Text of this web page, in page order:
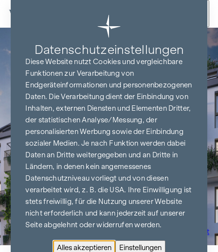
Zum Inhalt springen
Zur Projektübersicht
Datenschutz­einstellungen
Diese Website nutzt Cookies und vergleichbare
Funktionen zur Verarbeitung von
Endgeräteinformationen und personenbezogenen
Daten. Die Verarbeitung dient der Einbindung von
Inhalten, externen Diensten und Elementen Dritter,
der statistischen Analyse/Messung, der
personalisierten Werbung sowie der Einbindung
sozialer Medien. Je nach Funktion werden dabei
Daten an Dritte weitergegeben und an Dritte in
Ländern, in denen kein angemessenes
Datenschutzniveau vorliegt und von diesen
verarbeitet wird, z. B. die USA. Ihre Einwilligung ist
stets freiwillig, für die Nutzung unserer Website
nicht erforderlich und kann jederzeit auf unserer
Seite abgelehnt oder widerrufen werden.
Alles akzeptieren
Einstellungen